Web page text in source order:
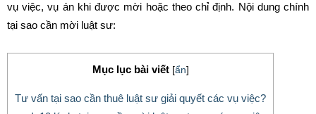
vụ việc, vụ án khi được mời hoặc theo chỉ định. Nội dung chính
tại sao cần mời luật sư:
Mục lục bài viết [ẩn]
Tư vấn tại sao cần thuê luật sư giải quyết các vụ việc?